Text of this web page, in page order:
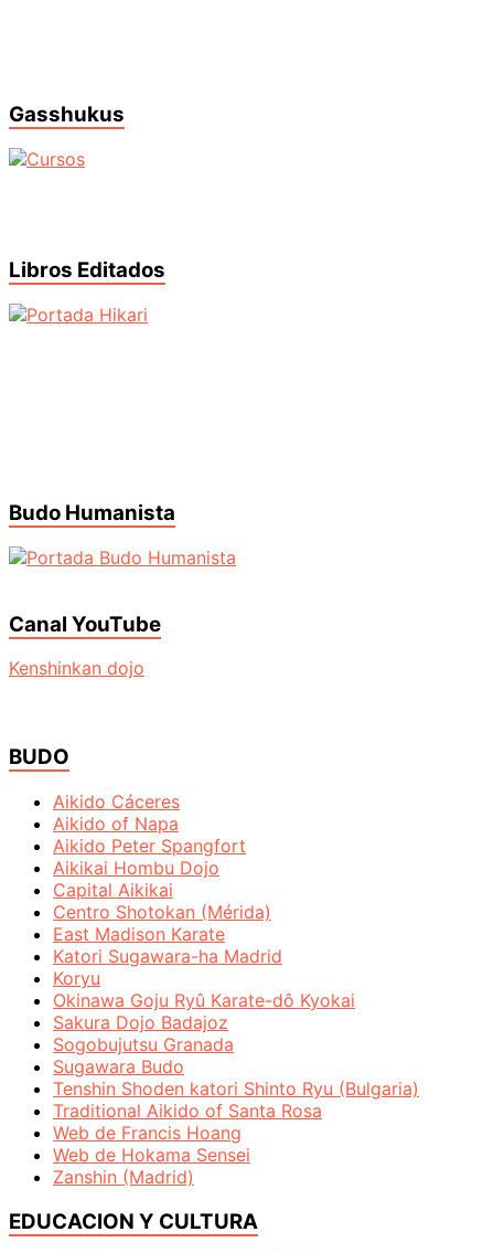
Gasshukus
Libros Editados
Budo Humanista
Canal YouTube
Kenshinkan dojo
BUDO
Aikido Cáceres
Aikido of Napa
Aikido Peter Spangfort
Aikikai Hombu Dojo
Capital Aikikai
Centro Shotokan (Mérida)
East Madison Karate
Katori Sugawara-ha Madrid
Koryu
Okinawa Goju Ryû Karate-dô Kyokai
Sakura Dojo Badajoz
Sogobujutsu Granada
Sugawara Budo
Tenshin Shoden katori Shinto Ryu (Bulgaria)
Traditional Aikido of Santa Rosa
Web de Francis Hoang
Web de Hokama Sensei
Zanshin (Madrid)
EDUCACION Y CULTURA